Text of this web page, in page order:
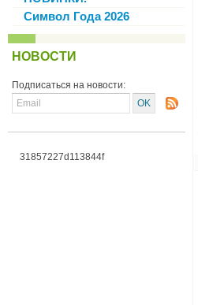
Символ Года 2026
НОВОСТИ
Подписаться на новости:
31857227d113844f